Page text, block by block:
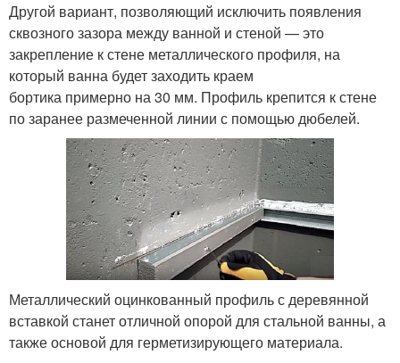
Другой вариант, позволяющий исключить появления
сквозного зазора между ванной и стеной — это
закрепление к стене металлического профиля, на
который ванна будет заходить краем
бортика примерно на 30 мм. Профиль крепится к стене
по заранее размеченной линии с помощью дюбелей.
Металлический оцинкованный профиль с деревянной
вставкой станет отличной опорой для стальной ванны, а
также основой для герметизирующего материала.